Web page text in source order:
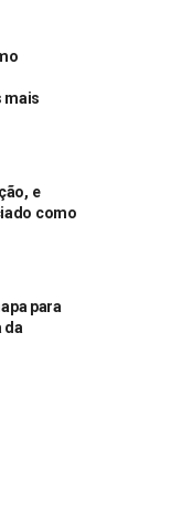
mais
e
como
para
da